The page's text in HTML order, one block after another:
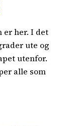
er her. I det
ute og
utenfor.
alle som